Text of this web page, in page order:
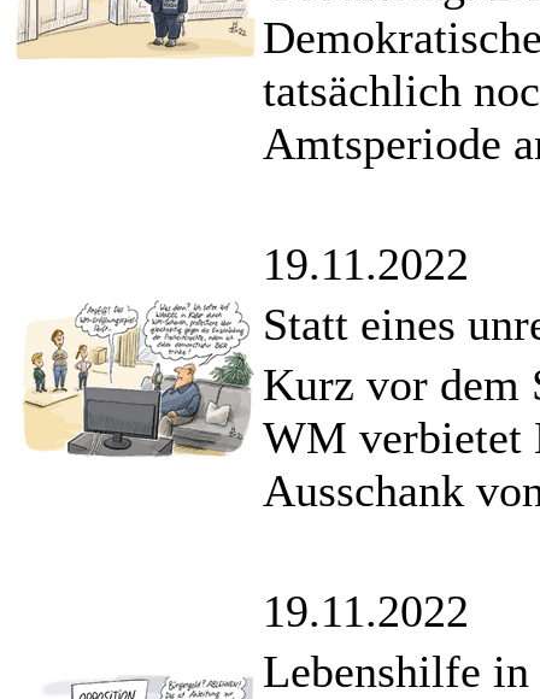
tatsächlich
Amtsperiode
19.11.2022
Statt eines
Kurz vor dem
WM verbietet
Ausschank
19.11.2022
Lebenshilfe